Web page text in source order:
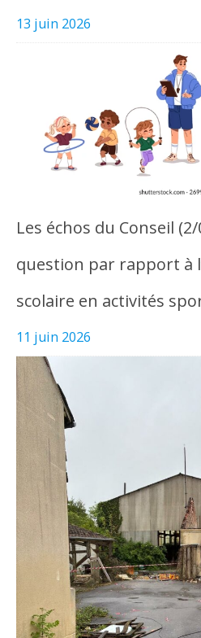
13 juin 2026
Les échos du Conseil
question par rapport à
scolaire en activités
11 juin 2026